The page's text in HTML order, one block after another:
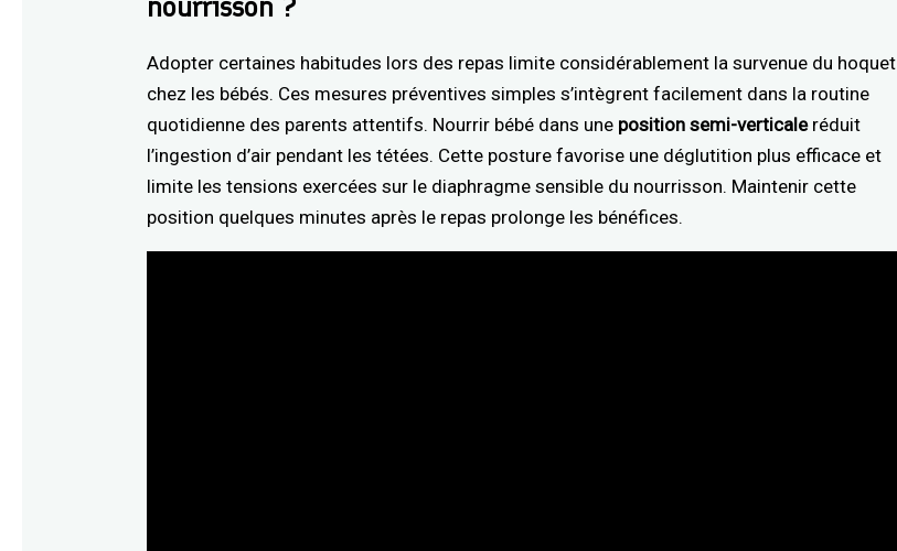
Adopter certaines habitudes lors des repas limite considérablement la survenue du hoquet
chez les bébés. Ces mesures préventives simples s’intègrent facilement dans la routine
quotidienne des parents attentifs. Nourrir bébé dans une position semi-verticaleréduit
l’ingestion d’air pendant les tétées. Cette posture favorise une déglutition plus efficace et
limite les tensions exercées sur le diaphragme sensible du nourrisson. Maintenir cette
position quelques minutes après le repas prolonge les bénéfices.